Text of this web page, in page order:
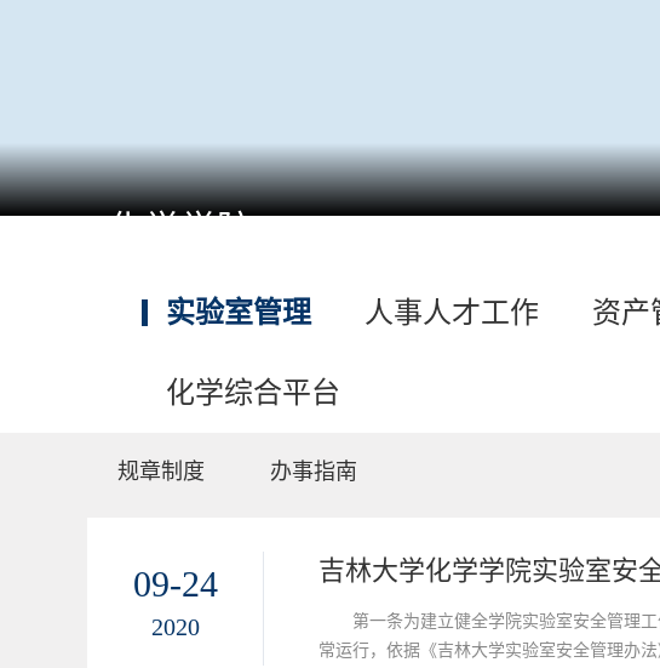
化学学院
实验室管理
规章制度 办事指南
人事人才工作 资产
化学综合平台
09-24
2020
吉林大学化学学院实验室安
第一条为建立健全学院实验室安全管理
常运行，依据《吉林大学实验室安全管理办